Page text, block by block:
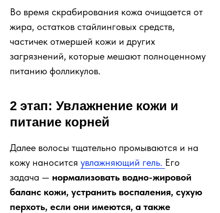
Во время скрабирования кожа очищается от
жира, остатков стайлинговых средств,
частичек отмершей кожи и других
загрязнений, которые мешают полноценному
питанию фолликулов.
2 этап: Увлажнение кожи и
питание корней
Далее волосы тщательно промываются и на
кожу наносится увлажняющий гель. Его
задача — нормализовать водно-жировой
баланс кожи, устранить воспаления, сухую
перхоть, если они имеются, а также